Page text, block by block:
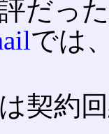
だっ
では
は契約